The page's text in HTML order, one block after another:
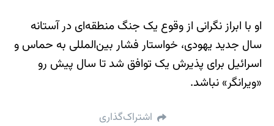
او با ابراز نگرانی از وقوع یک جنگ منطقه‌ای در آستانه
سال جدید یهودی، خواستار فشار بین‌المللی به حماس و
اسرائیل برای پذیرش یک توافق شد تا سال پیش رو
«ویرانگر» نباشد.
اشتراک‌گذاری